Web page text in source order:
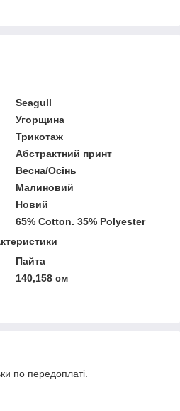
Seagull
Угорщина
Трикотаж
Абстрактний принт
Весна/Осінь
Малиновий
Новий
65% Cotton. 35% Polyester
Пайта
140,158 см
по передоплаті.